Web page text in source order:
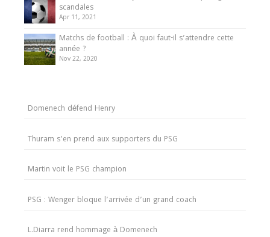
scandales
Apr 11, 2021
Matchs de football : À quoi faut-il s’attendre cette
année ?
Nov 22, 2020
Domenech défend Henry
Thuram s’en prend aux supporters du PSG
Martin voit le PSG champion
PSG : Wenger bloque l’arrivée d’un grand coach
L.Diarra rend hommage à Domenech